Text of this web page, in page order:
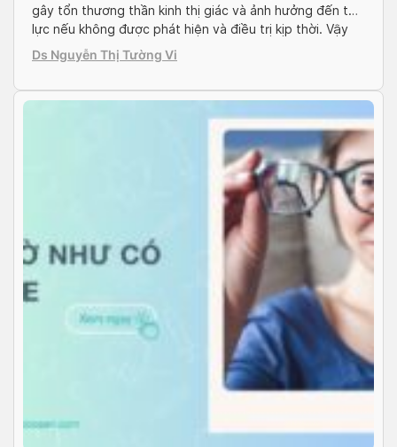
gây tổn thương thần kinh thị giác và ảnh hưởng đến thị
lực nếu không được phát hiện và điều trị kịp thời. Vậy
tăng nhãn áp có chữa được không và điều trị như thế
nào để làm chậm tiến triển […]
Ds Nguyễn Thị Tường Vi